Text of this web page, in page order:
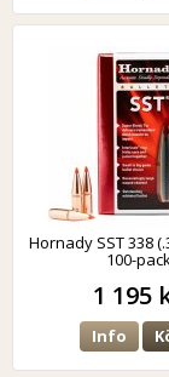
Hornady SST 338
100-
1 195
Info